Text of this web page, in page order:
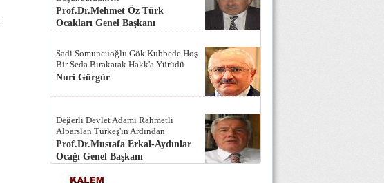
Prof.Dr.Mehmet Öz Türk
Ocakları Genel Başkanı
Sadi Somuncuoğlu Gök Kubbede Hoş
Bir Seda Bırakarak Hakk'a Yürüdü
Nuri Gürgür
Değerli Devlet Adamı Rahmetli
Alparslan Türkeş'in Ardından
Prof.Dr.Mustafa Erkal-Aydınlar
Ocağı Genel Başkanı